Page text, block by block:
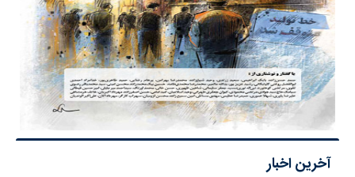
آخرین اخبار